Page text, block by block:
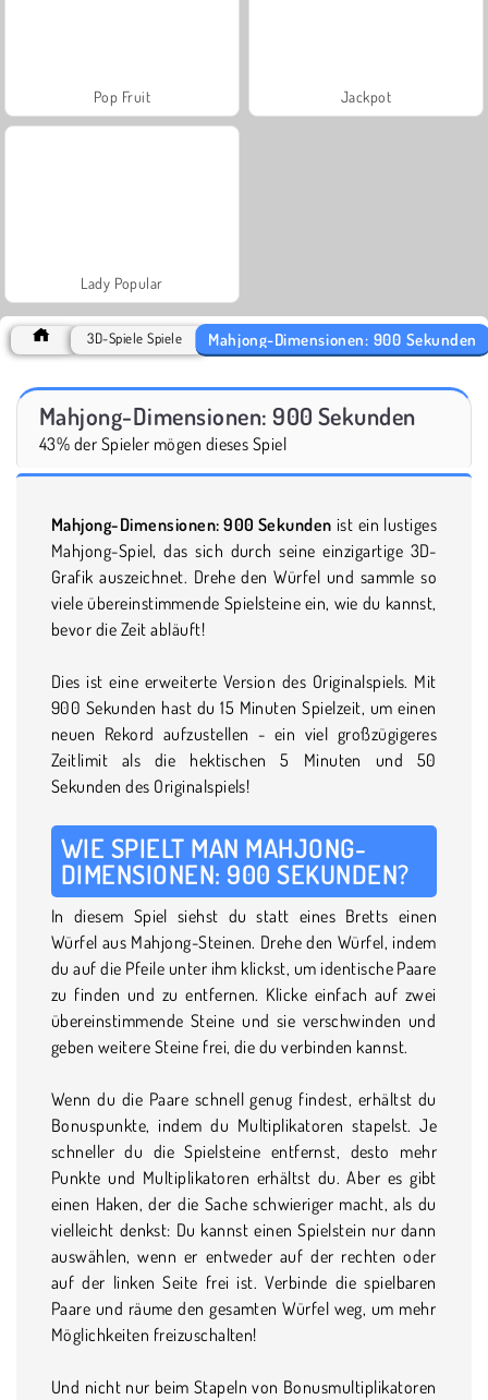
Pop Fruit Jackpot
Lady Popular
3D-Spiele Spiele Mahjong-Dimensionen: 900 Sekunden
Mahjong-Dimensionen: 900 Sekunden
43% der Spieler mögen dieses Spiel
Mahjong-Dimensionen: 900 Sekunden ist ein lustiges
Mahjong-Spiel, das sich durch seine einzigartige 3D-
Grafik auszeichnet. Drehe den Würfel und sammle so
viele übereinstimmende Spielsteine ein, wie du kannst,
bevor die Zeit abläuft!
Dies ist eine erweiterte Version des Originalspiels. Mit
900 Sekunden hast du 15 Minuten Spielzeit, um einen
neuen Rekord aufzustellen - ein viel großzügigeres
Zeitlimit als die hektischen 5 Minuten und 50
Sekunden des Originalspiels!
WIE SPIELT MAN MAHJONG-
DIMENSIONEN: 900 SEKUNDEN?
In diesem Spiel siehst du statt eines Bretts einen
Würfel aus Mahjong-Steinen. Drehe den Würfel, indem
du auf die Pfeile unter ihm klickst, um identische Paare
zu finden und zu entfernen. Klicke einfach auf zwei
übereinstimmende Steine und sie verschwinden und
geben weitere Steine frei, die du verbinden kannst.
Wenn du die Paare schnell genug findest, erhältst du
Bonuspunkte, indem du Multiplikatoren stapelst. Je
schneller du die Spielsteine entfernst, desto mehr
Punkte und Multiplikatoren erhältst du. Aber es gibt
einen Haken, der die Sache schwieriger macht, als du
vielleicht denkst: Du kannst einen Spielstein nur dann
auswählen, wenn er entweder auf der rechten oder
auf der linken Seite frei ist. Verbinde die spielbaren
Paare und räume den gesamten Würfel weg, um mehr
Möglichkeiten freizuschalten!
Und nicht nur beim Stapeln von Bonusmultiplikatoren